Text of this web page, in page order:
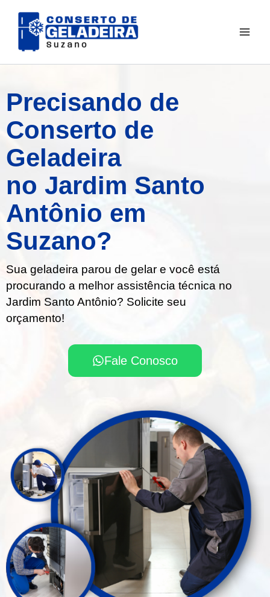
para
Precisando de
Conserto de
Geladeira
no Jardim Santo
Antônio em
Suzano?
Sua geladeira parou de gelar e você está
procurando a melhor assistência técnica no
Jardim Santo Antônio? Solicite seu
orçamento!
Fale Conosco